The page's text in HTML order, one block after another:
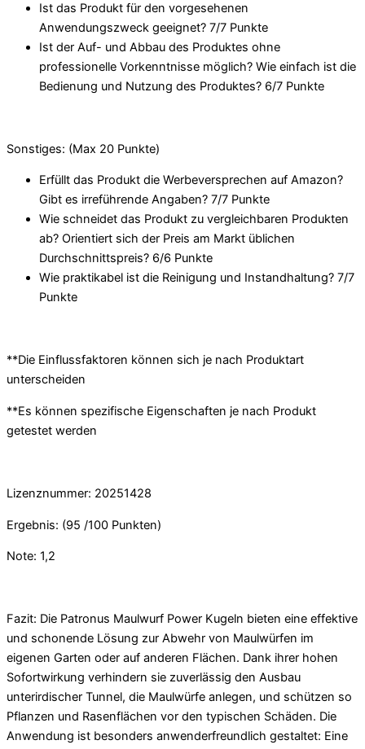
Ist das Produkt für den vorgesehenen
Anwendungszweck geeignet? 7/7 Punkte
Ist der Auf- und Abbau des Produktes ohne
professionelle Vorkenntnisse möglich? Wie einfach ist die
Bedienung und Nutzung des Produktes? 6/7 Punkte
Sonstiges: (Max 20 Punkte)
Erfüllt das Produkt die Werbeversprechen auf Amazon?
Gibt es irreführende Angaben? 7/7 Punkte
Wie schneidet das Produkt zu vergleichbaren Produkten
ab? Orientiert sich der Preis am Markt üblichen
Durchschnittspreis? 6/6 Punkte
Wie praktikabel ist die Reinigung und Instandhaltung? 7/7
Punkte
**Die Einflussfaktoren können sich je nach Produktart
unterscheiden
**Es können spezifische Eigenschaften je nach Produkt
getestet werden
Lizenznummer: 20251428
Ergebnis: (95 /100 Punkten)
Note: 1,2
Fazit: Die Patronus Maulwurf Power Kugeln bieten eine effektive
und schonende Lösung zur Abwehr von Maulwürfen im
eigenen Garten oder auf anderen Flächen. Dank ihrer hohen
Sofortwirkung verhindern sie zuverlässig den Ausbau
unterirdischer Tunnel, die Maulwürfe anlegen, und schützen so
Pflanzen und Rasenflächen vor den typischen Schäden. Die
Anwendung ist besonders anwenderfreundlich gestaltet: Eine